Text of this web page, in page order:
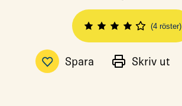
(4 röster)
Spara Skriv ut